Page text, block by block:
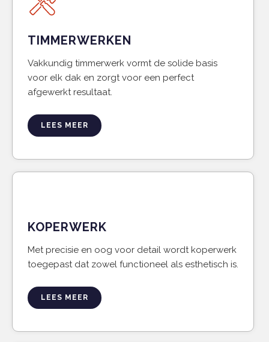
TIMMERWERKEN
Vakkundig timmerwerk vormt de solide basis
voor elk dak en zorgt voor een perfect
afgewerkt resultaat.
LEES MEER
KOPERWERK
Met precisie en oog voor detail wordt koperwerk
toegepast dat zowel functioneel als esthetisch is.
LEES MEER